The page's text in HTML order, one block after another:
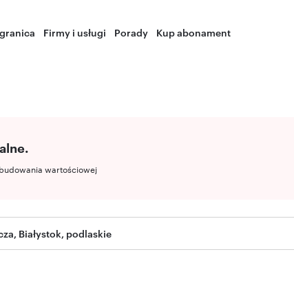
Firmy i usługi Porady Kup abonament
wartościowej
Białystok, podlaskie